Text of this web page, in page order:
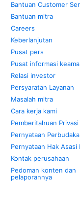
Bantuan Customer
Bantuan mitra
Careers
Keberlanjutan
Pusat pers
Pusat informasi
Relasi investor
Persyaratan Layanan
Masalah mitra
Cara kerja kami
Pemberitahuan Privasi
Pernyataan
Pernyataan Hak Asasi
Kontak perusahaan
Pedoman konten dan
pelaporannya